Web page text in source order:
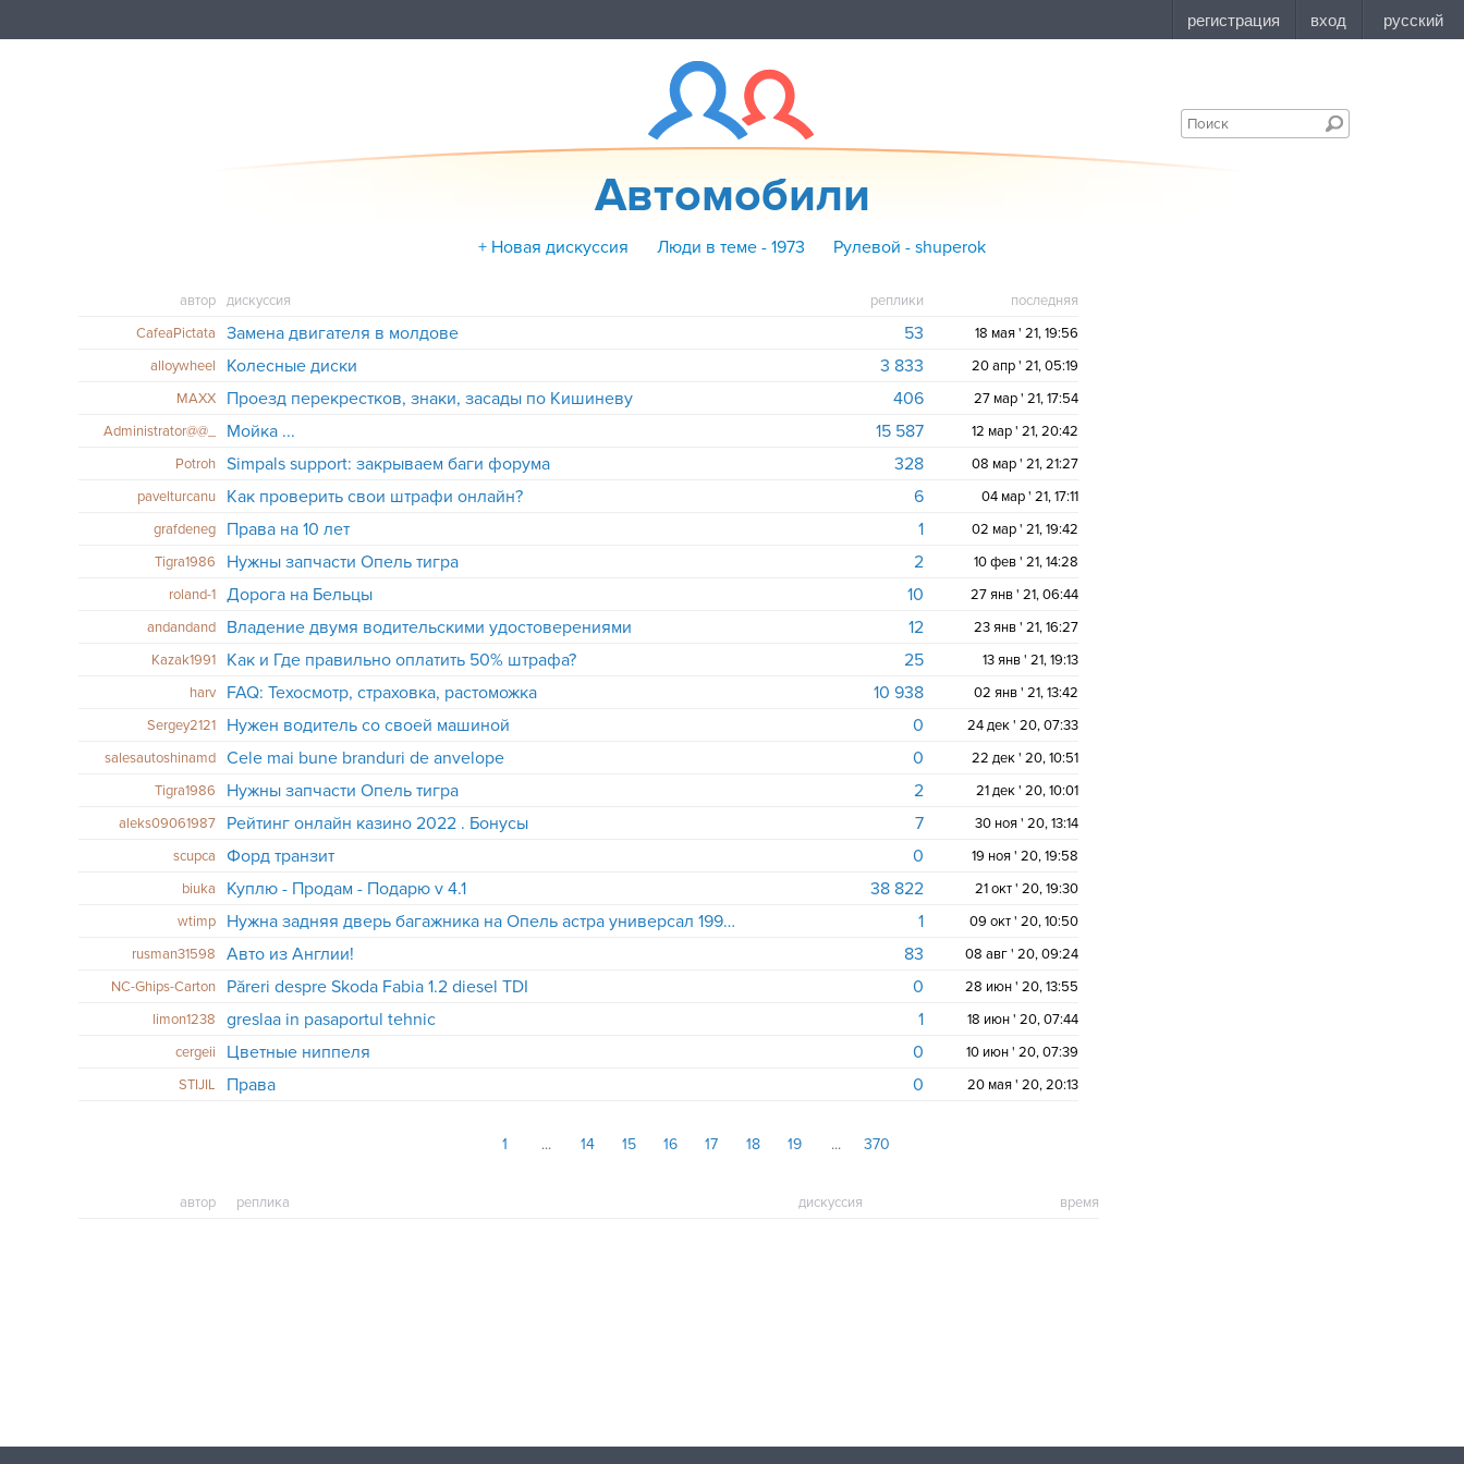
Автомобили
+ Новая дискуссия Люди в теме - 1973 Рулевой - shuperok
автор дискуссия реплики
последняя
CafeaPictata
Замена двигателя в молдове 53
18 мая ' 21, 19:56
alloywheel
Колесные диски 3 833
20 апр ' 21, 05:19
MAXX
Проезд перекрестков, знаки, засады по Кишиневу 406
27 мар ' 21, 17:54
Administrator@@_
Мойка ... 15 587
12 мар ' 21, 20:42
Potroh
Simpals support: закрываем баги форума 328
08 мар ' 21, 21:27
pavelturcanu
Как проверить свои штрафи онлайн? 6
04 мар ' 21, 17:11
grafdeneg
Права на 10 лет 1
02 мар ' 21, 19:42
Tigra1986
Нужны запчасти Опель тигра 2
10 фев ' 21, 14:28
roland-1
Дорога на Бельцы 10
27 янв ' 21, 06:44
andandand
Владение двумя водительскими удостоверениями 12
23 янв ' 21, 16:27
Kazak1991
Как и Где правильно оплатить 50% штрафа? 25
13 янв ' 21, 19:13
harv
FAQ: Техосмотр, страховка, растоможка 10 938
02 янв ' 21, 13:42
Sergey2121
Нужен водитель со своей машиной 0
24 дек ' 20, 07:33
salesautoshinamd
Cele mai bune branduri de anvelope 0
22 дек ' 20, 10:51
Tigra1986
Нужны запчасти Опель тигра 2
21 дек ' 20, 10:01
aleks09061987
Рейтинг онлайн казино 2022 . Бонусы 7
30 ноя ' 20, 13:14
scupca
Форд транзит 0
19 ноя ' 20, 19:58
biuka
Куплю - Продам - Подарю v 4.1 38 822
21 окт ' 20, 19:30
wtimp
Нужна задняя дверь багажника на Опель астра универсал 1994 г 1
09 окт ' 20, 10:50
rusman31598
Авто из Англии! 83
08 авг ' 20, 09:24
NC-Ghips-Carton
Păreri despre Skoda Fabia 1.2 diesel TDI 0
28 июн ' 20, 13:55
limon1238
greslaa in pasaportul tehnic 1
18 июн ' 20, 07:44
cergeii
Цветные ниппеля 0
10 июн ' 20, 07:39
STIJIL
Права 0 20 мая ' 20, 20:13
1 14 15 16 17 18 19 370
автор реплика дискуссия время